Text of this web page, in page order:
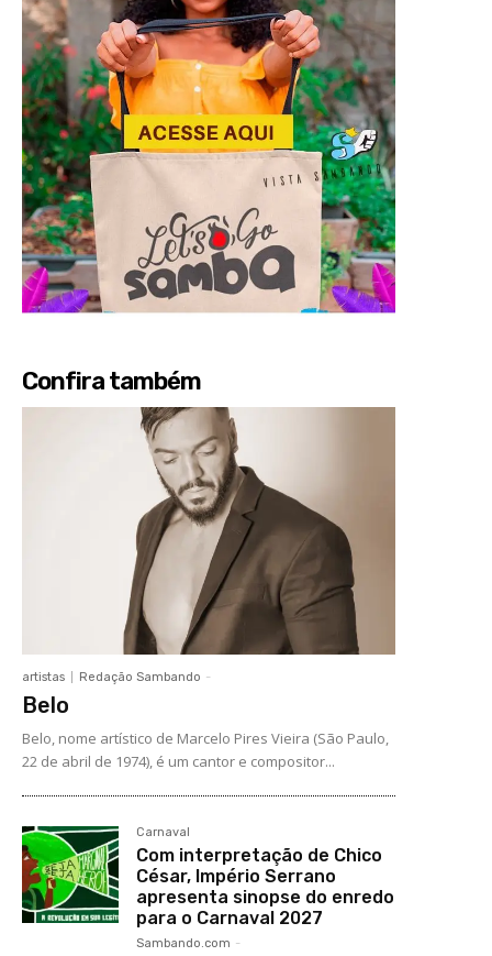
Confira também
artistas Redação Sambando -
Belo
Belo, nome artístico de Marcelo Pires Vieira (São Paulo,
22 de abril de 1974), é um cantor e compositor...
Carnaval
Com interpretação de Chico
César, Império Serrano
apresenta sinopse do enredo
para o Carnaval 2027
Sambando.com -